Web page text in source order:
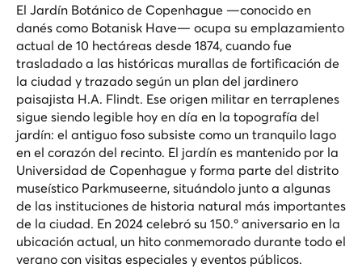
El Jardín Botánico de Copenhague —conocido en
danés como Botanisk Have— ocupa su emplazamiento
actual de 10 hectáreas desde 1874, cuando fue
trasladado a las históricas murallas de fortificación de
la ciudad y trazado según un plan del jardinero
paisajista H.A. Flindt. Ese origen militar en terraplenes
sigue siendo legible hoy en día en la topografía del
jardín: el antiguo foso subsiste como un tranquilo lago
en el corazón del recinto. El jardín es mantenido por la
Universidad de Copenhague y forma parte del distrito
museístico Parkmuseerne, situándolo junto a algunas
de las instituciones de historia natural más importantes
de la ciudad. En 2024 celebró su 150.º aniversario en la
ubicación actual, un hito conmemorado durante todo el
verano con visitas especiales y eventos públicos.